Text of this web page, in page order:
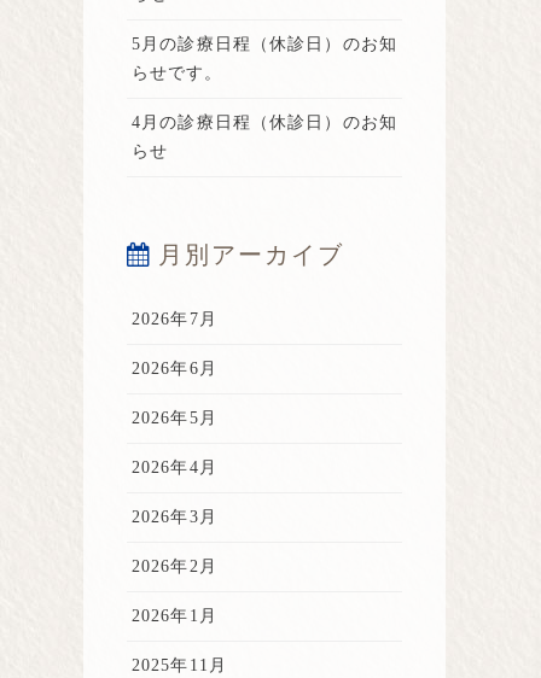
5月の診療日程（休診日）のお知
らせです。
4月の診療日程（休診日）のお知
らせ
月別アーカイブ
2026年7月
2026年6月
2026年5月
2026年4月
2026年3月
2026年2月
2026年1月
2025年11月